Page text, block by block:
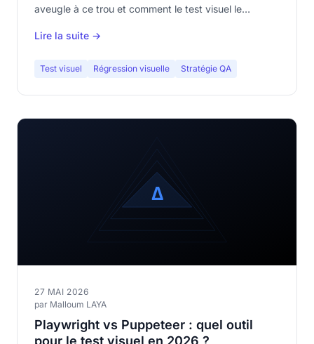
aveugle à ce trou et comment le test visuel le
Lire la suite →
Test visuel Régression visuelle Stratégie QA
27 MAI 2026
par Malloum LAYA
Playwright vs Puppeteer : quel outil
pour le test visuel en 2026 ?